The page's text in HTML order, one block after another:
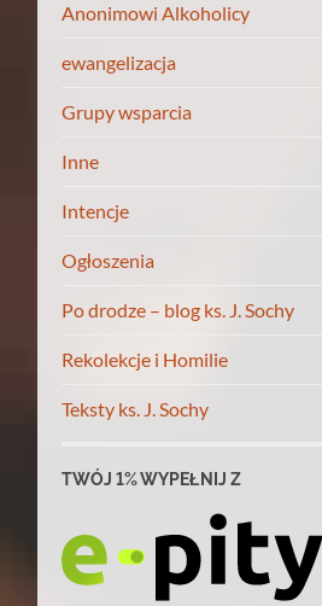
Anonimowi Alkoholicy
ewangelizacja
Grupy wsparcia
Inne
Intencje
Ogłoszenia
Po drodze – blog ks. J. Sochy
Rekolekcje i Homilie
Teksty ks. J. Sochy
TWÓJ 1% WYPEŁNIJ Z